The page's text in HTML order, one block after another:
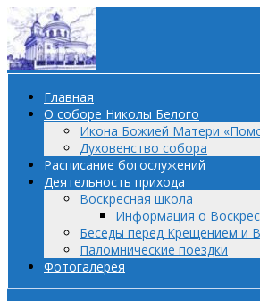
Главная
О соборе Николы Белого
Икона Божией Матери
Духовенство собора
Расписание богослужений
Деятельность прихода
Воскресная школа
Информация о
Беседы перед Крещением и
Паломнические поездки
Фотогалерея